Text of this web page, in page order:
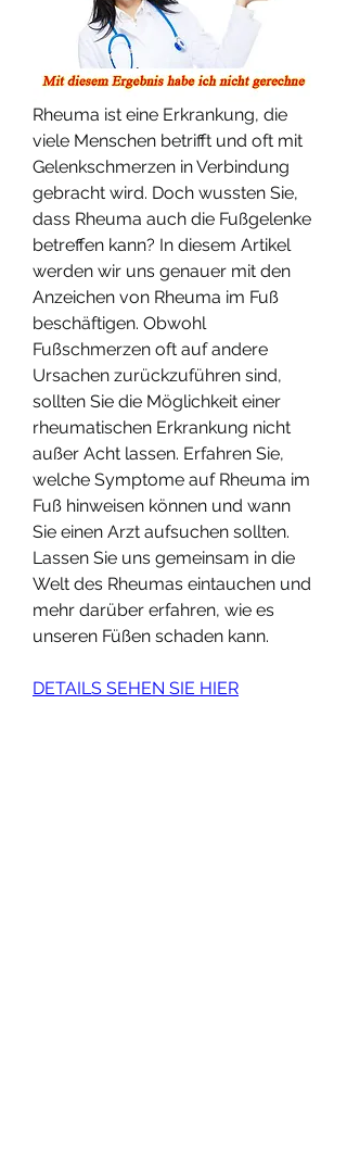
Rheuma ist eine Erkrankung, die
viele Menschen betrifft und oft mit
Gelenkschmerzen in Verbindung
gebracht wird. Doch wussten Sie,
dass Rheuma auch die Fußgelenke
betreffen kann? In diesem Artikel
werden wir uns genauer mit den
Anzeichen von Rheuma im Fuß
beschäftigen. Obwohl
Fußschmerzen oft auf andere
Ursachen zurückzuführen sind,
sollten Sie die Möglichkeit einer
rheumatischen Erkrankung nicht
außer Acht lassen. Erfahren Sie,
welche Symptome auf Rheuma im
Fuß hinweisen können und wann
Sie einen Arzt aufsuchen sollten.
Lassen Sie uns gemeinsam in die
Welt des Rheumas eintauchen und
mehr darüber erfahren, wie es
unseren Füßen schaden kann.
DETAILS SEHEN SIE HIER